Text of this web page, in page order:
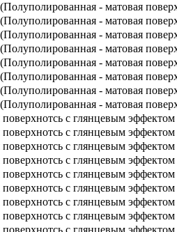
- матовая
- матовая
- матовая
- матовая
- матовая
- матовая
- матовая
- матовая
с глянцевым эффектом
с глянцевым эффектом
с глянцевым эффектом
с глянцевым эффектом
с глянцевым эффектом
с глянцевым эффектом
с глянцевым эффектом
с глянцевым эффектом